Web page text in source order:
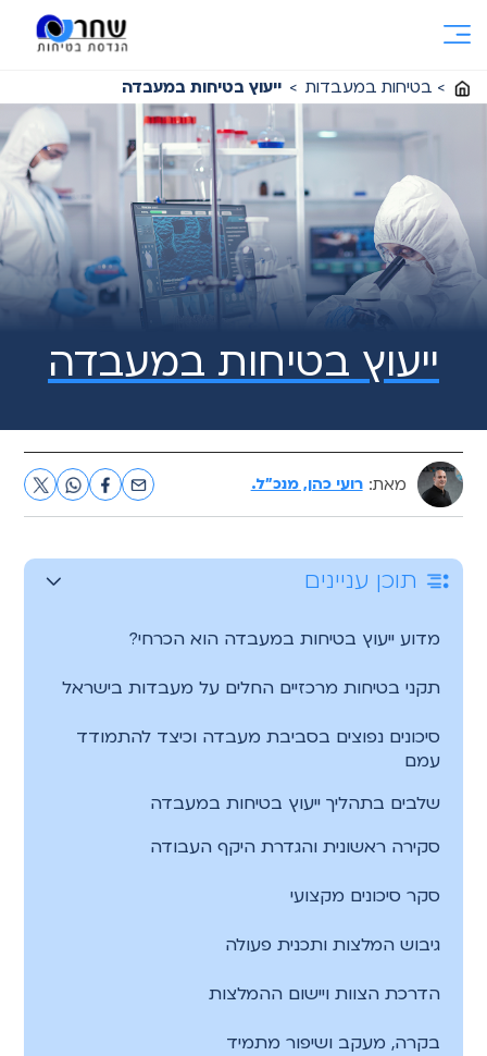
> בטיחות במעבדות > ייעוץ בטיחות במעבדה
ייעוץ בטיחות במעבדה
מאת: רועי כהן, מנכ"ל.
תוכן עניינים
מדוע ייעוץ בטיחות במעבדה הוא הכרחי?
תקני בטיחות מרכזיים החלים על מעבדות בישראל
סיכונים נפוצים בסביבת מעבדה וכיצד להתמודד
עמם
שלבים בתהליך ייעוץ בטיחות במעבדה
סקירה ראשונית והגדרת היקף העבודה
סקר סיכונים מקצועי
גיבוש המלצות ותכנית פעולה
הדרכת הצוות ויישום ההמלצות
בקרה, מעקב ושיפור מתמיד